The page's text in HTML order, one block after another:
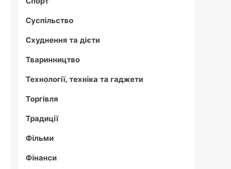
Суспільство
Схуднення та дієти
Тваринництво
Технології, техніка та гаджети
Торгівля
Традиції
Фільми
Фінанси